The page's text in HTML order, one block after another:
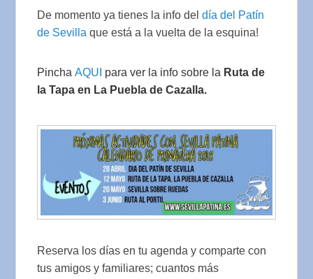
De momento ya tienes la info deldía del Patín
de Sevilla que está a la vuelta de la esquina!
PinchaAQUI para ver la info sobre la Ruta de
la Tapa en La Puebla de Cazalla.
Reserva los días en tu agenda y comparte con
tus amigos y familiares; cuantos más